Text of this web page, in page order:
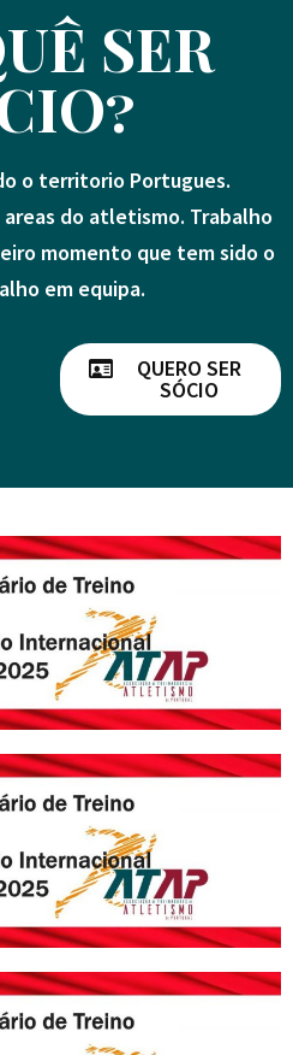
SER
o territorio Portugues.
do atletismo. Trabalho
momento que tem sido o
em equipa.
QUERO SER
SÓCIO